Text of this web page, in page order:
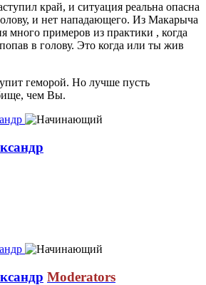
край, и ситуация реальна опасна
и нет нападающего. Из Макарыча
много примеров из практики , когда
в голову. Это когда или ты жив
геморой. Но лучше пусть
чем Вы.
Moderators